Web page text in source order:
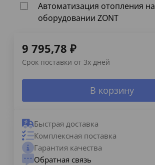
Автоматизация отопления на
оборудовании ZONT
9 795,78 ₽
Срок поставки от 3х дней
В корзину
Быстрая доставка
Комплексная поставка
Гарантия качества
Обратная связь